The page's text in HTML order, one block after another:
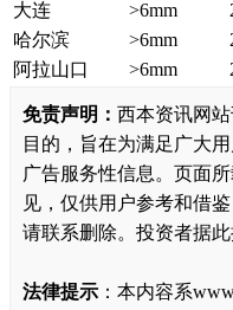
大连
>6mm
哈尔滨
>6mm
阿拉山口
>6mm
免责声明： 西本资讯网
目的，旨在为满足广大
广告服务性信息。页面
见，仅供用户参考和借
请联系删除。投资者据此
法律提示 ：本内容系